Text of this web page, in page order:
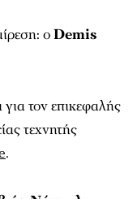
οDemis
για τον επικεφαλής
τεχνητής
.